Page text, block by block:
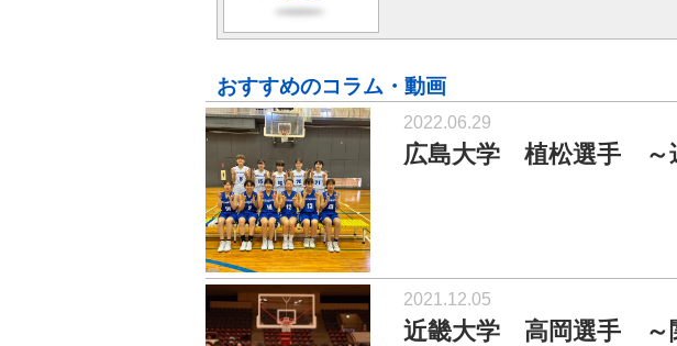
おすすめのコラム・動画
2022.06.29
広島大学 植松選手 ～
2021.12.05
近畿大学 高岡選手 ～